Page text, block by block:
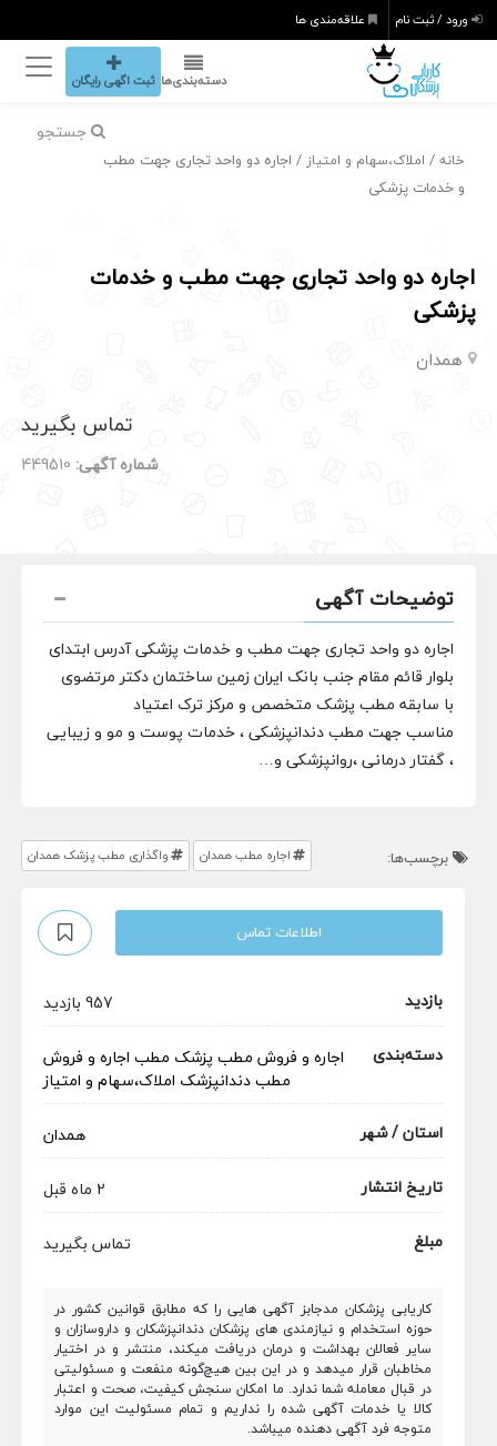
ورود / ثبت نام علاقه‌مندی ها
دسته‌بندی‌ها ثبت اگهی رایگان
جستجو
خانه / املاک،سهام و امتیاز / اجاره دو واحد تجاری جهت مطب
و خدمات پزشکی
اجاره دو واحد تجاری جهت مطب و خدمات
پزشکی
همدان
تماس بگیرید
شماره آگهی: 449510
توضیحات آگهی
اجاره دو واحد تجاری جهت مطب و خدمات پزشکیآدرس ابتدای
بلوار قائم مقام جنب بانک ایران زمین ساختمان دکتر مرتضوی
با سابقه مطب پزشک متخصص و مرکز ترک اعتیاد
مناسب جهت مطب دندانپزشکی ، خدمات پوست و مو و زیبایی
، گفتار درمانی ،روانپزشکی و…
برچسب‌ها: اجاره مطب همدان واگذاری مطب پزشک همدان
اطلاعات تماس
بازدید
957 بازدید
دسته‌بندی
اجاره و فروش مطب پزشک مطب اجاره و فروش
مطب دندانپزشک املاک،سهام و امتیاز
استان / شهر
همدان
تاریخ انتشار
2 ماه قبل
مبلغ
تماس بگیرید
کاریابی پزشکان مدجابز آگهی هایی را که مطابق قوانین کشور در
حوزه استخدام و نیازمندی های پزشکان دندانپزشکان و داروسازان و
سایر فعالان بهداشت و درمان دریافت میکند، منتشر و در اختیار
مخاطبان قرار میدهد و در این بین هیچ‌گونه منفعت و مسئولیتی
در قبال معامله شما ندارد. ما امکان سنجش کیفیت، صحت و اعتبار
کالا یا خدمات آگهی شده را نداریم و تمام مسئولیت این موارد
متوجه فرد آگهی دهنده میباشد.